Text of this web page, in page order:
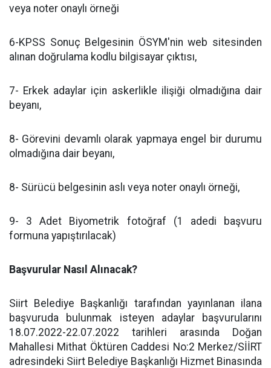
veya noter onaylı örneği
6-KPSS Sonuç Belgesinin ÖSYM'nin web sitesinden
alınan doğrulama kodlu bilgisayar çıktısı,
7- Erkek adaylar için askerlikle ilişiği olmadığına dair
beyanı,
8- Görevini devamlı olarak yapmaya engel bir durumu
olmadığına dair beyanı,
8- Sürücü belgesinin aslı veya noter onaylı örneği,
9- 3 Adet Biyometrik fotoğraf (1 adedi başvuru
formuna yapıştırılacak)
Başvurular Nasıl Alınacak?
Siirt Belediye Başkanlığı tarafından yayınlanan ilana
başvuruda bulunmak isteyen adaylar başvurularını
18.07.2022-22.07.2022 tarihleri arasında Doğan
Mahallesi Mithat Öktüren Caddesi No:2 Merkez/SİİRT
adresindeki Siirt Belediye Başkanlığı Hizmet Binasında